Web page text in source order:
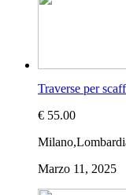
Traverse per
€ 55.00
Marzo 11, 2025